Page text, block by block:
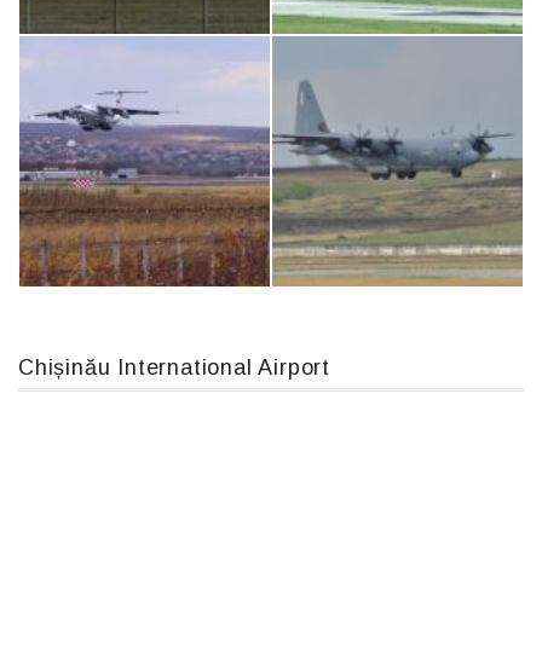
Airbus A319-114 D-AILN, Lufthansa, Франкфурт-Кишинев, 24/06/18
An124, RA-82013 An12, UR-CGV
Chișinău International Airport